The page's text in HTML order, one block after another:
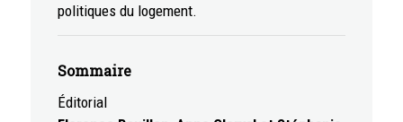
politiques du logement.
Sommaire
Éditorial